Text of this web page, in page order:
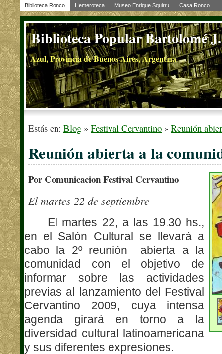
Biblioteca Ronco Hemeroteca Museo Enrique Squirru Casa Ronco
Biblioteca Popular Bartolomé
Azul, Provincia de Buenos Aires, Argentina
Estás en: Blog » Festival Cervantino » Reunión
Reunión abierta a la
Por Comunicacion Festival Cervantino
El martes 22 de septiembre
El martes 22, a las 19.30 hs.,
en el Salón Cultural se llevará a
cabo la 2º reunión
abierta a la
comunidad con el objetivo de
informar sobre las actividades
previas al lanzamiento del Festival
Cervantino 2009, cuya intensa
agenda girará en torno a la
diversidad cultural latinoamericana
y sus diferentes expresiones.